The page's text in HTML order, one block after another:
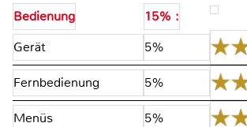
Bedienung
15% :
Gerät
5%
Fernbedienung 5%
Menüs 5%